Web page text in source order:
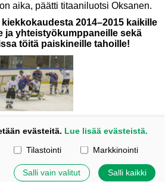
aika, päätti titaaniluotsi Oksanen.
2014–2015 kaikille
ja yhteistyökumppaneille sekä
töitä paiskineille tahoille!
joka lähtöön.
| Tapiontie 69, 48600 Kotka
evästeitä. Lue lisää evästeistä.
Tilastointi Markkinointi
Salli vain valitut Salli kaikki